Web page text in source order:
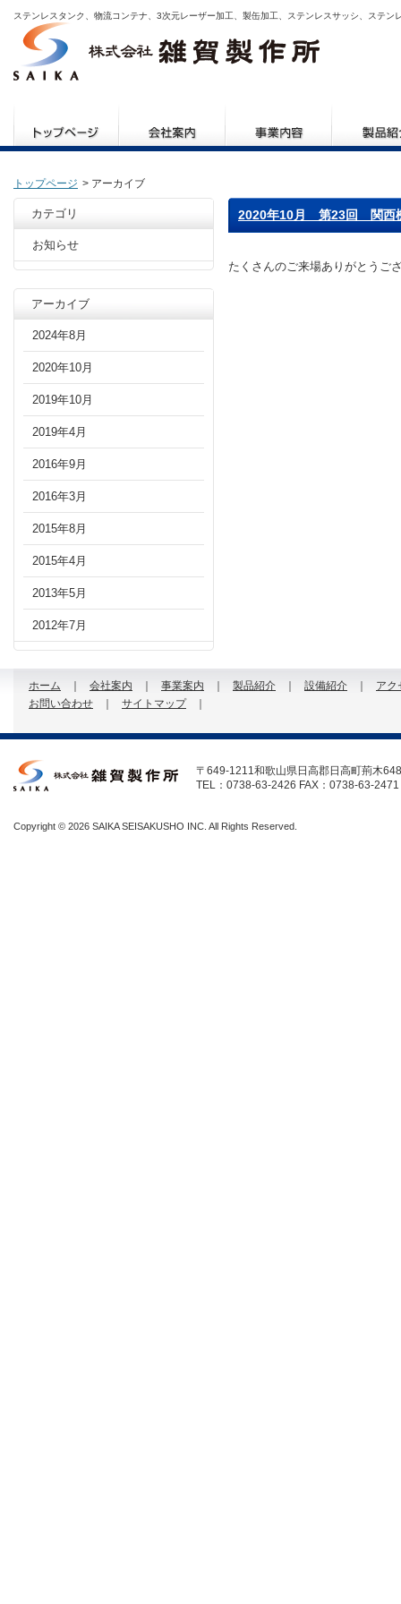
ステンレスタンク、物流コンテナ、3次元レーザー加工、製缶加工、ステンレスサッシ、ステン
トップページ > アーカイブ
2020年10月 第23回 関西
たくさんのご来場ありがとうご
カテゴリ
お知らせ
アーカイブ
2024年8月
2020年10月
2019年10月
2019年4月
2016年9月
2016年3月
2015年8月
2015年4月
2013年5月
2012年7月
ホーム 会社案内 事業案内 製品紹介 設備紹介
アク
お問い合わせ
サイトマップ
〒649-1211和歌山県日高郡日高町荊木
TEL：0738-63-2426 FAX：0738-63-2471
Copyright © 2026 SAIKA SEISAKUSHO INC. All Rights Reserved.